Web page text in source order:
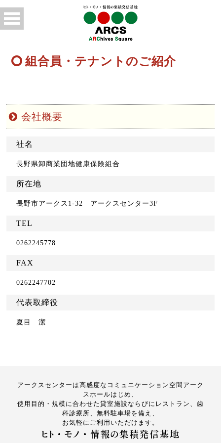
組合員・テナントのご紹介
会社概要
社名
長野県卸商業団地健康保険組合
所在地
長野市アークス1-32 アークスセンター3F
TEL
0262245778
FAX
0262247702
代表取締役
夏目 潔
アークスセンターは高感度なコミュニケーション空間アーク
スホールはじめ、
使用目的・規模に合わせた貸室施設ならびにレストラン、歯
科診療所、無料駐車場を備え、
お気軽にご利用いただけます。